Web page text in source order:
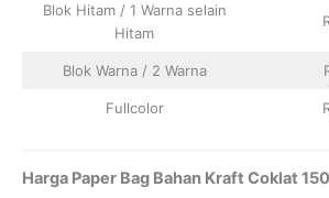
Blok Hitam / 1 Warna selain
Hitam
Blok Warna / 2 Warna
Fullcolor
Harga Paper Bag Bahan Kraft Coklat